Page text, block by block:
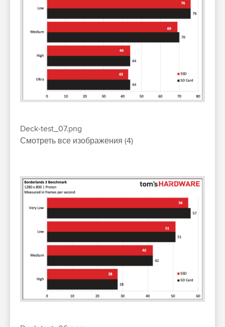
Deck-test_07.png
Смотреть все изображения (4)